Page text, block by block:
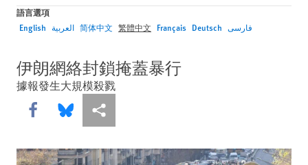
語言選項
English العربية 简体中文 繁體中文 Français Deutsch فارسی
伊朗網絡封鎖掩蓋暴行
據報發生大規模殺戮
Share this via Facebook
Share this via Bluesky
More sharing options